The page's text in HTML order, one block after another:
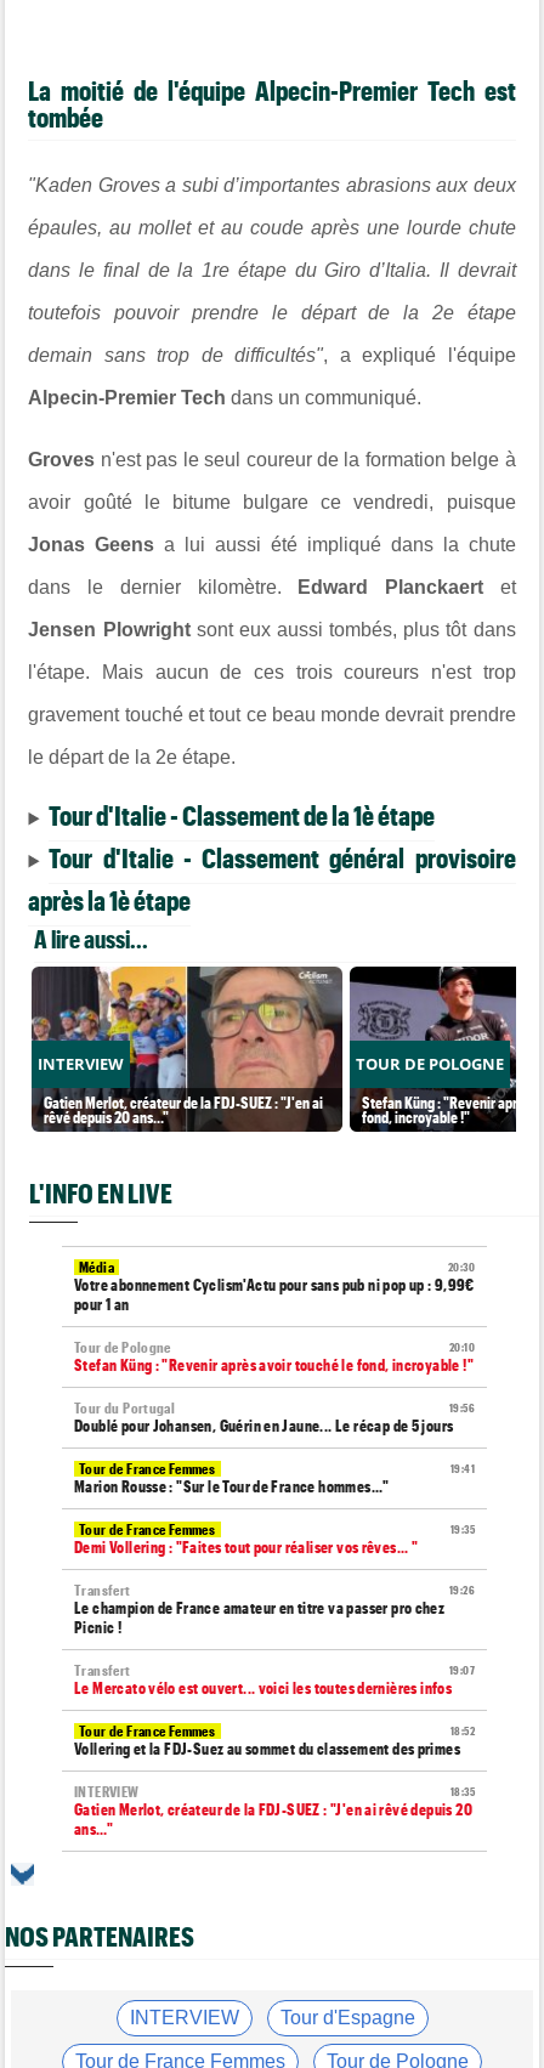
La moitié de l'équipe Alpecin-Premier Tech est
tombée
"Kaden Groves a subi d’importantes abrasions aux deux
épaules, au mollet et au coude après une lourde chute
dans le final de la 1re étape du Giro d’Italia. Il devrait
toutefois pouvoir prendre le départ de la 2e étape
demain sans trop de difficultés", a expliqué l'équipe
Alpecin-Premier Techdans un communiqué.
Groves n'est pas le seul coureur de la formation belge à
avoir goûté le bitume bulgare ce vendredi, puisque
Jonas Geens a lui aussi été impliqué dans la chute
dans le dernier kilomètre. Edward Planckaertet
Jensen Plowrightsont eux aussi tombés, plus tôt dans
l'étape. Mais aucun de ces trois coureurs n'est trop
gravement touché et tout ce beau monde devrait prendre
le départ de la 2e étape.
Tour d'Italie - Classement de la 1è étape
Tour d'Italie - Classement général provisoire
après la 1è étape
A lire aussi...
INTERVIEW
Gatien Merlot, créateur de la FDJ-SUEZ : "J'en ai
rêvé depuis 20 ans…"
TOUR DE POLOGNE
Stefan Küng : "Revenir après
fond, incroyable !"
L'INFO EN LIVE
20:30
Média
Votre abonnement Cyclism'Actu pour sans pub ni pop up : 9,99€
pour 1 an
20:10
Tour de Pologne
Stefan Küng : "Revenir après avoir touché le fond, incroyable !"
19:56
Tour du Portugal
Doublé pour Johansen, Guérin en Jaune... Le récap de 5 jours
19:41
Tour de France Femmes
Marion Rousse : "Sur le Tour de France hommes..."
19:35
Tour de France Femmes
Demi Vollering : "Faites tout pour réaliser vos rêves... "
19:26
Transfert
Le champion de France amateur en titre va passer pro chez
Picnic !
19:07
Transfert
Le Mercato vélo est ouvert... voici les toutes dernières infos
18:52
Tour de France Femmes
Vollering et la FDJ-Suez au sommet du classement des primes
18:35
INTERVIEW
Gatien Merlot, créateur de la FDJ-SUEZ : "J'en ai rêvé depuis 20
ans…"
Route
Steven Kruijswijk annonce prendre sa retraite en fin d'année
Marco Brenner : "Tudor ? Avec un esprit d'équipe aussi fort..."
16:55
Tour de France Femmes
NOS PARTENAIRES
INTERVIEW Tour d'Espagne
Tour de France Femmes Tour de Pologne